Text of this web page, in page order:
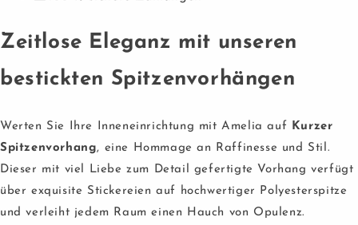
Zeitlose Eleganz mit unseren
bestickten Spitzenvorhängen
Werten Sie Ihre Inneneinrichtung mit Amelia auf
Kurzer
Spitzenvorhang, eine Hommage an Raffinesse und Stil.
Dieser mit viel Liebe zum Detail gefertigte Vorhang verfügt
über exquisite Stickereien auf hochwertiger Polyesterspitze
und verleiht jedem Raum einen Hauch von Opulenz.